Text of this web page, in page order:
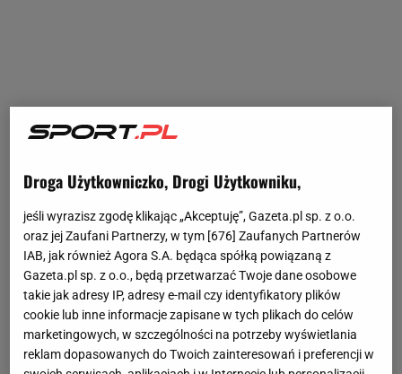
Droga Użytkowniczko, Drogi Użytkowniku,
jeśli wyrazisz zgodę klikając „Akceptuję”, Gazeta.pl sp. z o.o.
oraz jej Zaufani Partnerzy, w tym [676] Zaufanych Partnerów
IAB, jak również Agora S.A. będąca spółką powiązaną z
Gazeta.pl sp. z o.o., będą przetwarzać Twoje dane osobowe
takie jak adresy IP, adresy e-mail czy identyfikatory plików
cookie lub inne informacje zapisane w tych plikach do celów
marketingowych, w szczególności na potrzeby wyświetlania
reklam dopasowanych do Twoich zainteresowań i preferencji w